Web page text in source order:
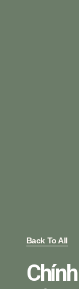
Back To All